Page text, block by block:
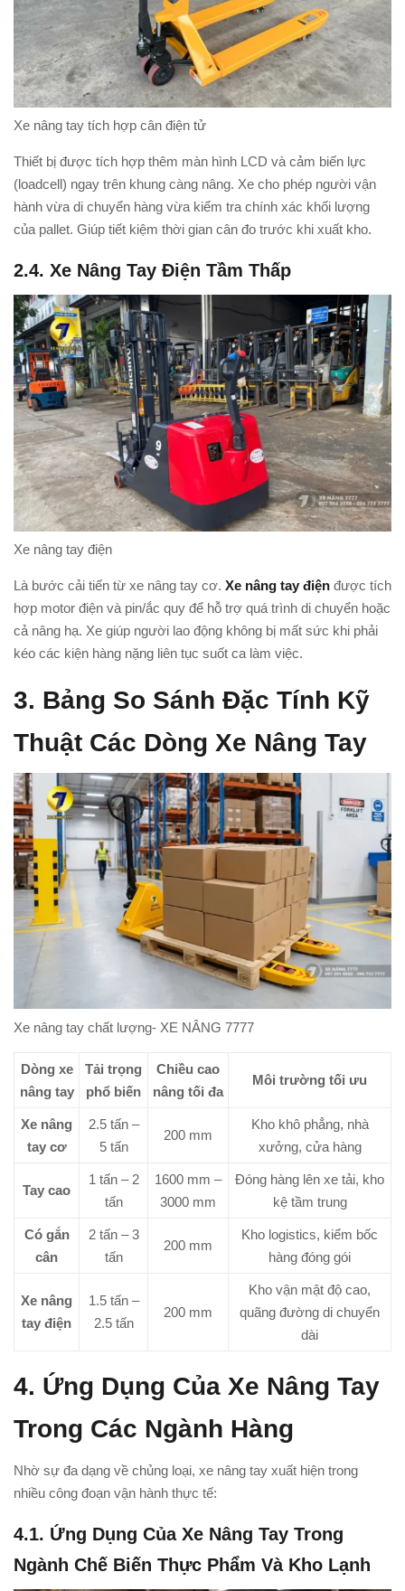
Xe nâng tay tích hợp cân điện tử
Thiết bị được tích hợp thêm màn hình LCD và cảm biến lực
(loadcell) ngay trên khung càng nâng. Xe cho phép người vận
hành vừa di chuyển hàng vừa kiểm tra chính xác khối lượng
của pallet. Giúp tiết kiệm thời gian cân đo trước khi xuất kho.
2.4. Xe Nâng Tay Điện Tầm Thấp
Xe nâng tay điện
Là bước cải tiến từ xe nâng tay cơ. Xe nâng tay điện được tích
hợp motor điện và pin/ắc quy để hỗ trợ quá trình di chuyển hoặc
cả nâng hạ. Xe giúp người lao động không bị mất sức khi phải
kéo các kiện hàng nặng liên tục suốt ca làm việc.
3. Bảng So Sánh Đặc Tính Kỹ
Thuật Các Dòng Xe Nâng Tay
Xe nâng tay chất lượng- XE NÂNG 7777
Dòng xe
nâng tay
Tải trọng
phổ biến
Chiều cao
nâng tối đa
Môi trường tối ưu
Xe nâng
tay cơ
2.5 tấn –
5 tấn
200 mm
Kho khô phẳng, nhà
xưởng, cửa hàng
Tay cao
1 tấn – 2
tấn
1600 mm –
3000 mm
Đóng hàng lên xe tải, kho
kệ tầm trung
Có gắn
cân
2 tấn – 3
tấn
200 mm
Kho logistics, kiểm bốc
hàng đóng gói
Xe nâng
tay điện
1.5 tấn –
2.5 tấn
200 mm
Kho vận mật độ cao,
quãng đường di chuyển
dài
4. Ứng Dụng Của Xe Nâng Tay
Trong Các Ngành Hàng
Nhờ sự đa dạng về chủng loại, xe nâng tay xuất hiện trong
nhiều công đoạn vận hành thực tế:
4.1. Ứng Dụng Của Xe Nâng Tay Trong
Ngành Chế Biến Thực Phẩm Và Kho Lạnh